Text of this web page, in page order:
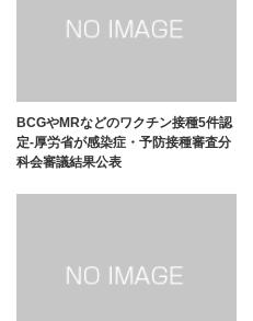
BCGやMRなどのワクチン接種5件認
定-厚労省が感染症・予防接種審査分
科会審議結果公表